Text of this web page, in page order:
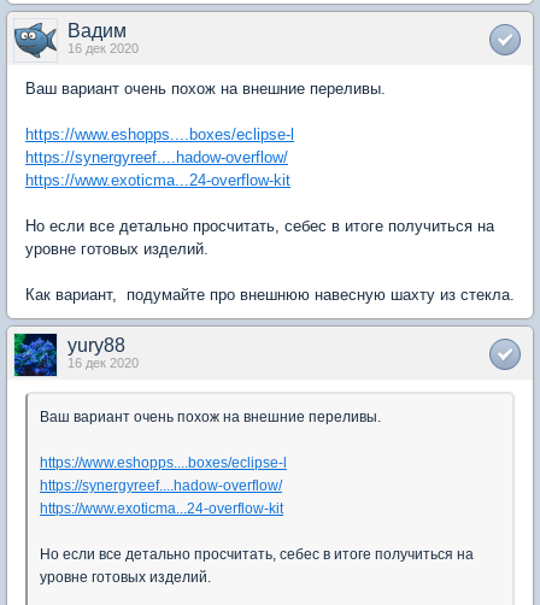
Вадим
16 дек 2020
Ваш вариант очень похож на внешние переливы.
https://www.eshopps....boxes/eclipse-l
https://synergyreef....hadow-overflow/
https://www.exoticma...24-overflow-kit
Но если все детально просчитать, себес в итоге получиться на
уровне готовых изделий.
Как вариант, подумайте про внешнюю навесную шахту из стекла.
yury88
16 дек 2020
Ваш вариант очень похож на внешние переливы.
https://www.eshopps....boxes/eclipse-l
https://synergyreef....hadow-overflow/
https://www.exoticma...24-overflow-kit
Но если все детально просчитать, себес в итоге получиться на
уровне готовых изделий.